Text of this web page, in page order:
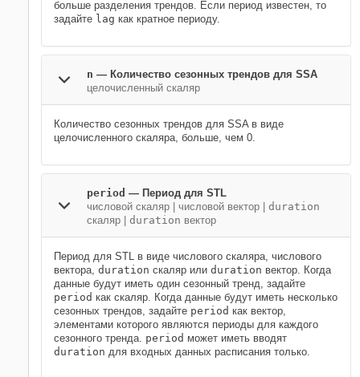
больше разделения трендов. Если период известен, то
задайте lag как кратное периоду.
n — Количество сезонных трендов для SSA
целочисленный скаляр
Количество сезонных трендов для SSA в виде
целочисленного скаляра, больше, чем 0.
period — Период для STL
числовой скаляр | числовой вектор | duration
скаляр | duration вектор
Период для STL в виде числового скаляра, числового
вектора, duration скаляр или duration вектор. Когда
данные будут иметь один сезонный тренд, задайте
period как скаляр. Когда данные будут иметь несколько
сезонных трендов, задайте period как вектор,
элементами которого являются периоды для каждого
сезонного тренда. period может иметь вводят
duration для входных данных расписания только.